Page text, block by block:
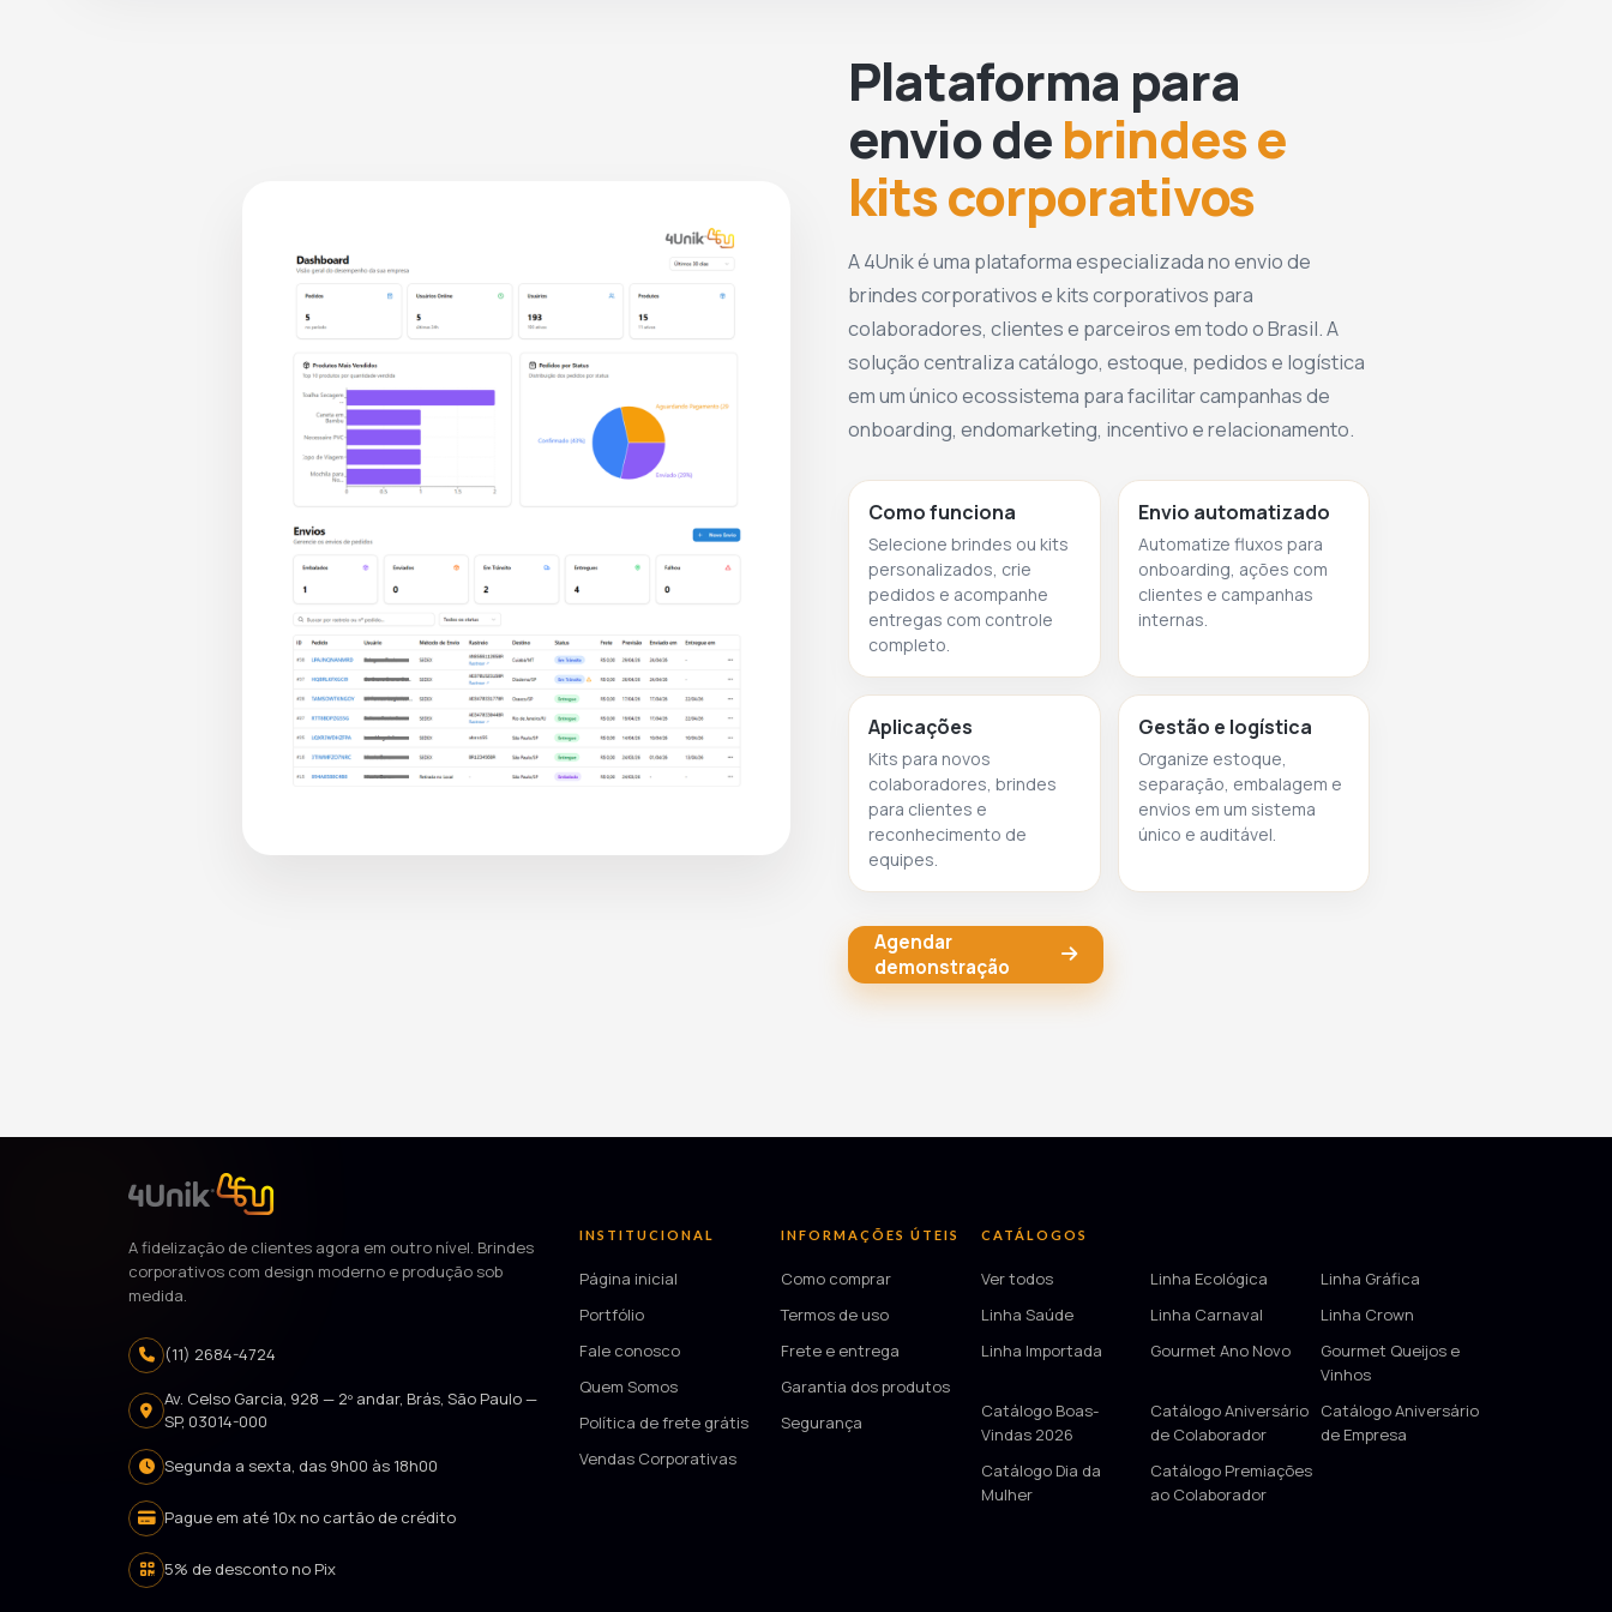
Plataforma para
envio debrindes e
kits corporativos
A 4Unik é uma plataforma especializada no envio de
brindes corporativos e kits corporativos para
colaboradores, clientes e parceiros em todo o Brasil. A
solução centraliza catálogo, estoque, pedidos e logística
em um único ecossistema para facilitar campanhas de
onboarding, endomarketing, incentivo e relacionamento.
Como funciona
Selecione brindes ou kits
personalizados, crie
pedidos e acompanhe
entregas com controle
completo.
Envio automatizado
Automatize fluxos para
onboarding, ações com
clientes e campanhas
internas.
Aplicações
Kits para novos
colaboradores, brindes
para clientes e
reconhecimento de
equipes.
Gestão e logística
Organize estoque,
separação, embalagem e
envios em um sistema
único e auditável.
Agendar
demonstração
A fidelização de clientes agora em outro nível. Brindes
corporativos com design moderno e produção sob
medida.
(11) 2684-4724
Av. Celso Garcia, 928 — 2º andar, Brás, São Paulo —
SP, 03014-000
Segunda a sexta, das 9h00 às 18h00
Pague em até 10x no cartão de crédito
5% de desconto no Pix
INSTITUCIONAL
Página inicial
Portfólio
Fale conosco
Quem Somos
Política de frete grátis
Vendas Corporativas
INFORMAÇÕES ÚTEIS
Como comprar
Termos de uso
Frete e entrega
Garantia dos produtos
Segurança
CATÁLOGOS
Ver todos Linha Ecológica
Linha Gráfica
Linha Saúde
Linha Carnaval
Linha Crown
Linha Importada
Gourmet Ano Novo
Gourmet Queijos e
Vinhos
Catálogo Boas-
Vindas 2026
Catálogo Aniversário
de Colaborador
Catálogo Aniversário
de Empresa
Catálogo Dia da
Mulher
Catálogo Premiações
ao Colaborador